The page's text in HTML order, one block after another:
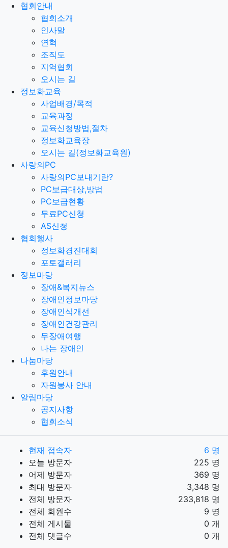
협회안내
협회소개
인사말
연혁
조직도
지역협회
오시는 길
정보화교육
사업배경/목적
교육과정
교육신청방법,절차
정보화교육장
오시는 길(정보화교육원)
사랑의PC
사랑의PC보내기란?
PC보급대상,방법
PC보급현황
무료PC신청
AS신청
협회행사
정보화경진대회
포토갤러리
정보마당
장애&복지뉴스
장애인정보마당
장애인식개선
장애인건강관리
무장애여행
나는 장애인
나눔마당
후원안내
자원봉사 안내
알림마당
공지사항
협회소식
현재 접속자
6 명
오늘 방문자
225 명
어제 방문자
369 명
최대 방문자
3,348 명
전체 방문자
233,818 명
전체 회원수
9 명
전체 게시물
0 개
전체 댓글수
0 개